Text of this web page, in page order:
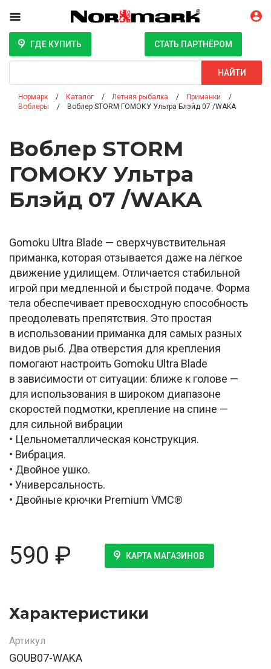
ГДЕ КУПИТЬ СТАТЬ ПАРТНЁРОМ
НАЙТИ
Нормарк Каталог Летняя рыбалка
Приманки
Воблеры
Воблер STORM ГОМОКУ Ультра Блэйд 07 /WAKA
Воблер STORM
ГОМОКУ Ультра
Блэйд 07 /WAKA
Gomoku Ultra Blade — сверхчувствительная
приманка, которая отзывается даже на лёгкое
движение удилищем. Отличается стабильной
игрой при медленной и быстрой подаче. Форма
тела обеспечивает превосходную способность
преодолевать препятствия. Это простая
в использовании приманка для самых разных
видов рыб. Два отверстия для крепления
помогают настроить Gomoku Ultra Blade
в зависимости от ситуации: ближе к голове —
для использования в широком диапазоне
скоростей подмотки, крепление на спине —
для сильной вибрации
• Цельнометаллическая конструкция.
• Вибрация.
• Двойное ушко.
• Универсальность.
• Двойные крючки Premium VMC®
590 ₽ КАРТА МАГАЗИНОВ
Характеристики
Артикул
GOUB07-WAKA